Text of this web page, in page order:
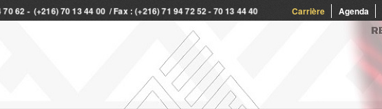
Carrière Agenda
62 - (+216) 70 13 44 00 / Fax : (+216) 71 94 72 52 - 70 13 44 40